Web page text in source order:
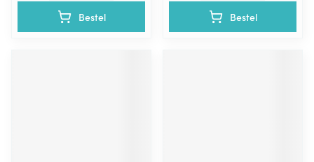
Bestel Bestel